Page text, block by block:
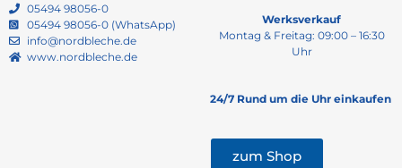
05494 98056-0
05494 98056-0 (WhatsApp)
info@nordbleche.de
www.nordbleche.de
Werksverkauf
Montag & Freitag: 09:00 – 16:30
Uhr
24/7 Rund um die Uhr einkaufen
zum Shop